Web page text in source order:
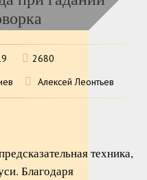
2680
Алексей Леонтьев
техника,
Благодаря